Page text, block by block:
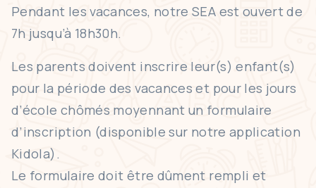
Pendant les vacances, notre SEA est ouvert de
7h jusqu’à 18h30h.
Les parents doivent inscrire leur(s) enfant(s)
pour la période des vacances et pour les jours
d’école chômés moyennant un formulaire
d’inscription (disponible sur notre application
Kidola).
Le formulaire doit être dûment rempli et